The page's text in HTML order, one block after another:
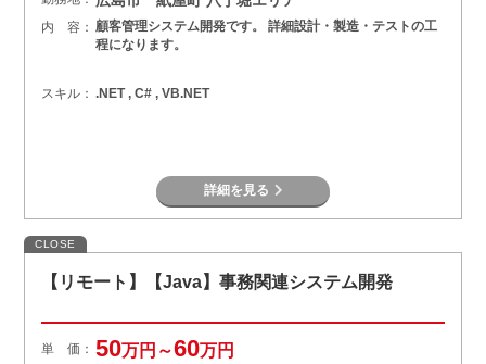
内 容： 顧客管理システム開発です。 詳細設計・製造・テストの工
程になります。
スキル： .NET , C# , VB.NET
詳細を見る
CLOSE
【リモート】【Java】事務関連システム開発
単 価： 50万円～60万円